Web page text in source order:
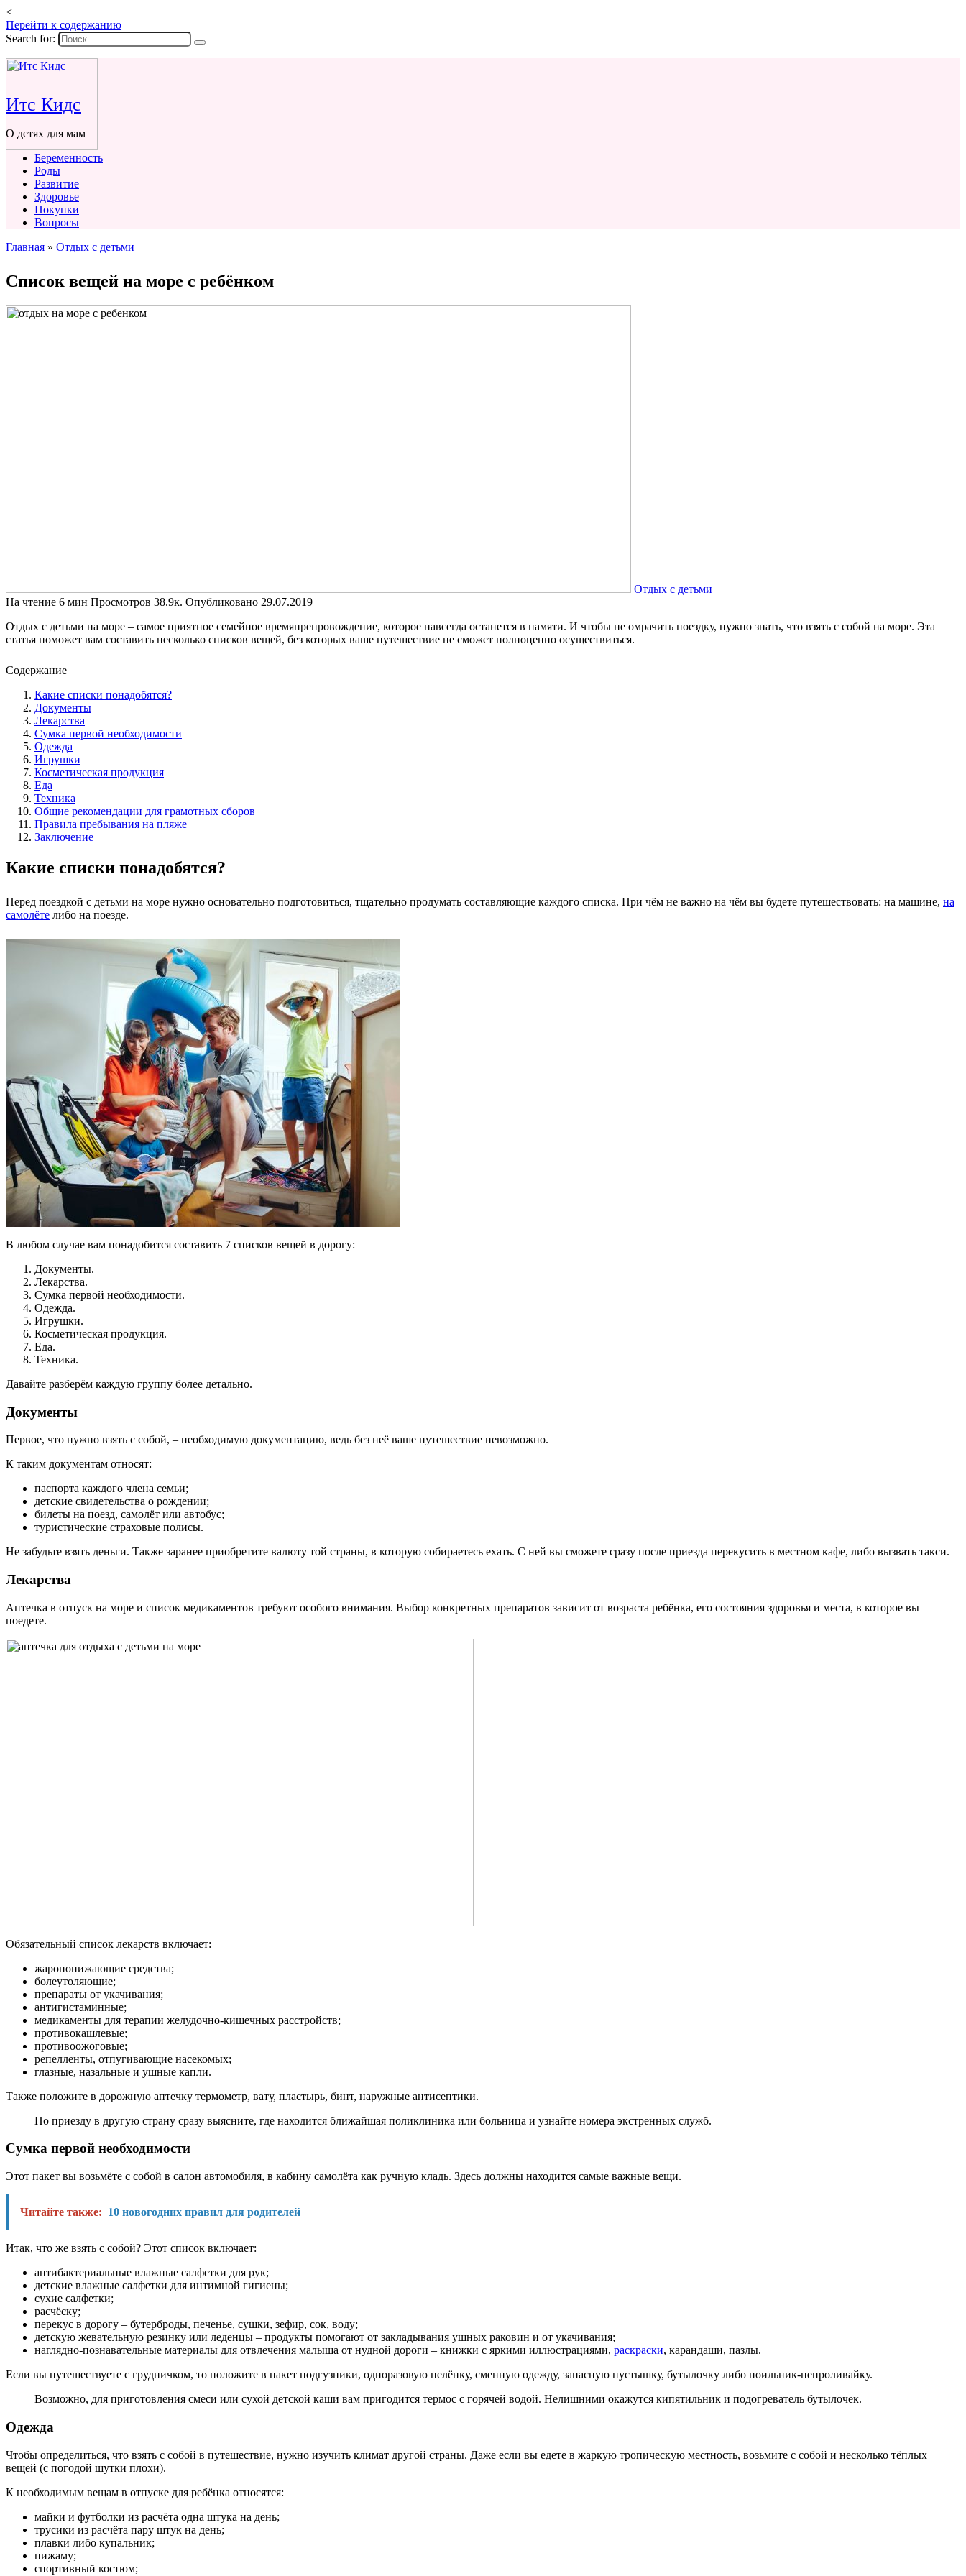
<
Перейти к содержанию
Search for:
Итс Кидс
О детях для мам
Беременность
Роды
Развитие
Здоровье
Покупки
Вопросы
Главная » Отдых с детьми
Список вещей на море с ребёнком
Отдых с детьми
На чтение 6 мин Просмотров 38.9к. Опубликовано 29.07.2019
Отдых с детьми на море – самое приятное семейное времяпрепровождение, которое навсегда останется в памяти. И чтобы не омрачить поездку, нужно знать, что взять с собой на море. Эта
статья поможет вам составить несколько списков вещей, без которых ваше путешествие не сможет полноценно осуществиться.
Содержание
Какие списки понадобятся?
Документы
Лекарства
Сумка первой необходимости
Одежда
Игрушки
Косметическая продукция
Еда
Техника
Общие рекомендации для грамотных сборов
Правила пребывания на пляже
Заключение
Какие списки понадобятся?
Перед поездкой с детьми на море нужно основательно подготовиться, тщательно продумать составляющие каждого списка. При чём не важно на чём вы будете путешествовать: на машине, на
самолёте либо на поезде.
В любом случае вам понадобится составить 7 списков вещей в дорогу:
Документы.
Лекарства.
Сумка первой необходимости.
Одежда.
Игрушки.
Косметическая продукция.
Еда.
Техника.
Давайте разберём каждую группу более детально.
Документы
Первое, что нужно взять с собой, – необходимую документацию, ведь без неё ваше путешествие невозможно.
К таким документам относят:
паспорта каждого члена семьи;
детские свидетельства о рождении;
билеты на поезд, самолёт или автобус;
туристические страховые полисы.
Не забудьте взять деньги. Также заранее приобретите валюту той страны, в которую собираетесь ехать. С ней вы сможете сразу после приезда перекусить в местном кафе, либо вызвать такси.
Лекарства
Аптечка в отпуск на море и список медикаментов требуют особого внимания. Выбор конкретных препаратов зависит от возраста ребёнка, его состояния здоровья и места, в которое вы
поедете.
Обязательный список лекарств включает:
жаропонижающие средства;
болеутоляющие;
препараты от укачивания;
антигистаминные;
медикаменты для терапии желудочно-кишечных расстройств;
противокашлевые;
противоожоговые;
репелленты, отпугивающие насекомых;
глазные, назальные и ушные капли.
Также положите в дорожную аптечку термометр, вату, пластырь, бинт, наружные антисептики.
По приезду в другую страну сразу выясните, где находится ближайшая поликлиника или больница и узнайте номера экстренных служб.
Сумка первой необходимости
Этот пакет вы возьмёте с собой в салон автомобиля, в кабину самолёта как ручную кладь. Здесь должны находится самые важные вещи.
Читайте также: 10 новогодних правил для родителей
Итак, что же взять с собой? Этот список включает:
антибактериальные влажные салфетки для рук;
детские влажные салфетки для интимной гигиены;
сухие салфетки;
расчёску;
перекус в дорогу – бутерброды, печенье, сушки, зефир, сок, воду;
детскую жевательную резинку или леденцы – продукты помогают от закладывания ушных раковин и от укачивания;
наглядно-познавательные материалы для отвлечения малыша от нудной дороги – книжки с яркими иллюстрациями, раскраски, карандаши, пазлы.
Если вы путешествуете с грудничком, то положите в пакет подгузники, одноразовую пелёнку, сменную одежду, запасную пустышку, бутылочку либо поильник-непроливайку.
Возможно, для приготовления смеси или сухой детской каши вам пригодится термос с горячей водой. Нелишними окажутся кипятильник и подогреватель бутылочек.
Одежда
Чтобы определиться, что взять с собой в путешествие, нужно изучить климат другой страны. Даже если вы едете в жаркую тропическую местность, возьмите с собой и несколько тёплых
вещей (с погодой шутки плохи).
К необходимым вещам в отпуске для ребёнка относятся:
майки и футболки из расчёта одна штука на день;
трусики из расчёта пару штук на день;
плавки либо купальник;
пижаму;
спортивный костюм;